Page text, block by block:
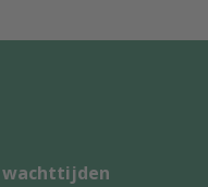
wachttijden